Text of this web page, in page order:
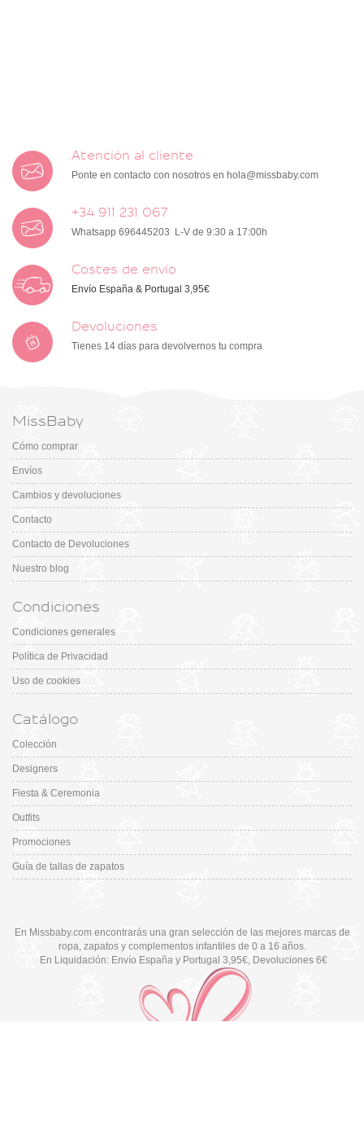
Atención al cliente
Ponte en contacto con nosotros en hola@missbaby.com
+34 911 231 067
Whatsapp 696445203 L-V de 9:30 a 17:00h
Costes de envío
Envío España & Portugal 3,95€
Devoluciones
Tienes 14 días para devolvernos tu compra
MissBaby
Cómo comprar
Envíos
Cambios y devoluciones
Contacto
Contacto de Devoluciones
Nuestro blog
Condiciones
Condiciones generales
Política de Privacidad
Uso de cookies
Catálogo
Colección
Designers
Fiesta & Ceremonia
Outfits
Promociones
Guía de tallas de zapatos
En Missbaby.com encontrarás una gran selección de las mejores marcas de
ropa, zapatos y complementos infantiles de 0 a 16 años.
En Liquidación: Envío España y Portugal 3,95€, Devoluciones 6€